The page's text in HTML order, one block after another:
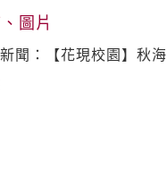
圖片
聞：【花現校園】秋